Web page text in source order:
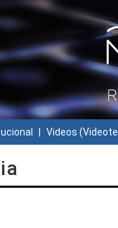
Videos